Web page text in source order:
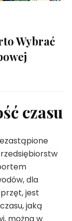
Wybrać
czasu
dla
jest
jaką